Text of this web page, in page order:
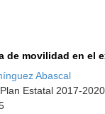
de movilidad en el
Abascal
Estatal 2017-